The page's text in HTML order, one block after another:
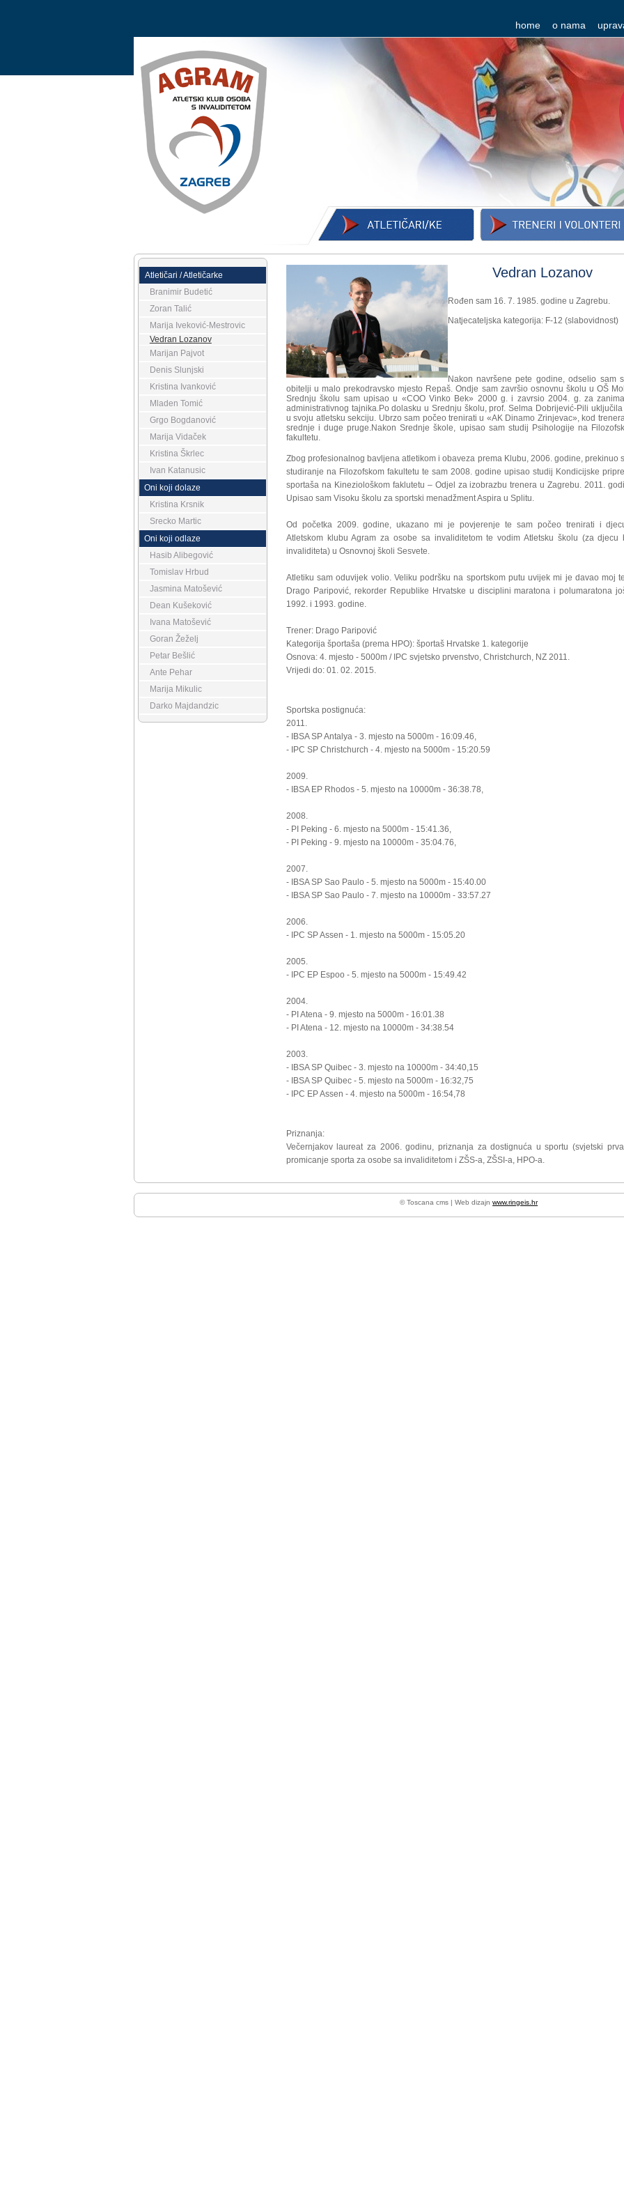
home o nama
Vedran Lozanov
Rođen sam 16. 7. 1985. godine u Zagrebu.
Natjecateljska kategorija: F-12 (slabovidnost)
Nakon navršene pete godine, odselio sam
obitelji u malo prekodravsko mjesto Repaš. Ondje sam završio osnovnu školu u OŠ
Srednju školu sam upisao u «COO Vinko Bek» 2000 g. i zavrsio 2004. g. za
administrativnog tajnika.Po dolasku u Srednju školu, prof. Selma Dobrijević-Pili uključila
u svoju atletsku sekciju. Ubrzo sam počeo trenirati u «AK Dinamo Zrinjevac», kod
srednje i duge pruge.Nakon Srednje škole, upisao sam studij Psihologije na
fakultetu.
Zbog profesionalnog bavljena atletikom i obaveza prema Klubu, 2006. godine, prekinuo
studiranje na Filozofskom fakultetu te sam 2008. godine upisao studij Kondicijske
sportaša na Kineziološkom faklutetu – Odjel za izobrazbu trenera u Zagrebu.2011.
Upisao sam Visoku školu za sportski menadžment Aspira u Splitu.
Od početka 2009. godine, ukazano mi je povjerenje te sam počeo trenirati i
Atletskom klubu Agram za osobe sa invaliditetom te vodim Atletsku školu (za djecu
invaliditeta) u Osnovnoj školi Sesvete.
Atletiku sam oduvijek volio. Veliku podršku na sportskom putu uvijek mi je davao moj
Drago Paripović, rekorder Republike Hrvatske u disciplini maratona i polumaratona
1992. i 1993. godine.
Trener: Drago Paripović
Kategorija športaša (prema HPO): športaš Hrvatske 1. kategorije
Osnova: 4. mjesto - 5000m / IPC svjetsko prvenstvo, Christchurch, NZ 2011.
Vrijedi do: 01. 02. 2015.
Sportska postignuća:
2011.
- IBSA SP Antalya - 3. mjesto na 5000m - 16:09.46,
- IPC SP Christchurch - 4. mjesto na 5000m - 15:20.59
2009.
- IBSA EP Rhodos - 5. mjesto na 10000m - 36:38.78,
2008.
- PI Peking - 6. mjesto na 5000m - 15:41.36,
- PI Peking - 9. mjesto na 10000m - 35:04.76,
2007.
- IBSA SP Sao Paulo - 5. mjesto na 5000m - 15:40.00
- IBSA SP Sao Paulo - 7. mjesto na 10000m - 33:57.27
2006.
- IPC SP Assen - 1. mjesto na 5000m - 15:05.20
2005.
- IPC EP Espoo - 5. mjesto na 5000m - 15:49.42
2004.
- PI Atena - 9. mjesto na 5000m - 16:01.38
- PI Atena - 12. mjesto na 10000m - 34:38.54
2003.
- IBSA SP Quibec - 3. mjesto na 10000m - 34:40,15
- IBSA SP Quibec - 5. mjesto na 5000m - 16:32,75
- IPC EP Assen - 4. mjesto na 5000m - 16:54,78
Priznanja:
Večernjakov laureatza 2006. godinu, priznanja za dostignuća u sportu (svjetski
promicanje sporta za osobe sa invaliditetom i ZŠS-a, ZŠSI-a, HPO-a.
Atletičari / Atletičarke
Branimir Budetić
Zoran Talić
Marija Iveković-Mestrovic
Vedran Lozanov
Marijan Pajvot
Denis Slunjski
Kristina Ivanković
Mladen Tomić
Grgo Bogdanović
Marija Vidaček
Kristina Škrlec
Ivan Katanusic
Oni koji dolaze
Kristina Krsnik
Srecko Martic
Oni koji odlaze
Hasib Alibegović
Tomislav Hrbud
Jasmina Matošević
Dean Kušeković
Ivana Matošević
Goran Žeželj
Petar Bešlić
Ante Pehar
Marija Mikulic
Darko Majdandzic
© Toscana cms | Web dizajnwww.ringeis.hr